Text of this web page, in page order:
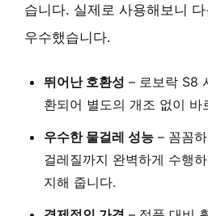
습니다. 실제로 사용해보니
우수했습니다.
뛰어난 호환성 – 로보락 S8
환되어 별도의 개조 없이 바
우수한 물걸레 성능 – 꼼꼼
걸레질까지 완벽하게 수행
지해 줍니다.